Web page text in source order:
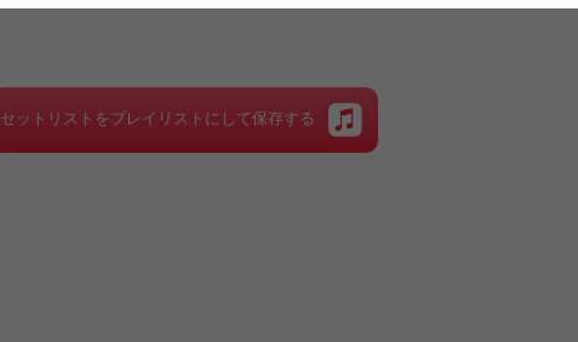
セットリストをプレイリストにして保存する